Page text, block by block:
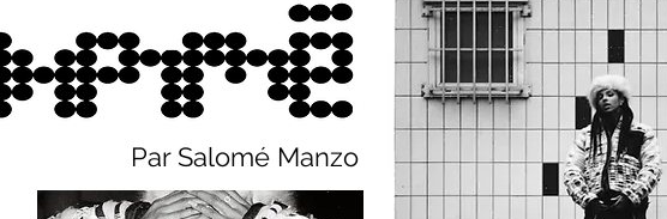
Par Salomé Manzo